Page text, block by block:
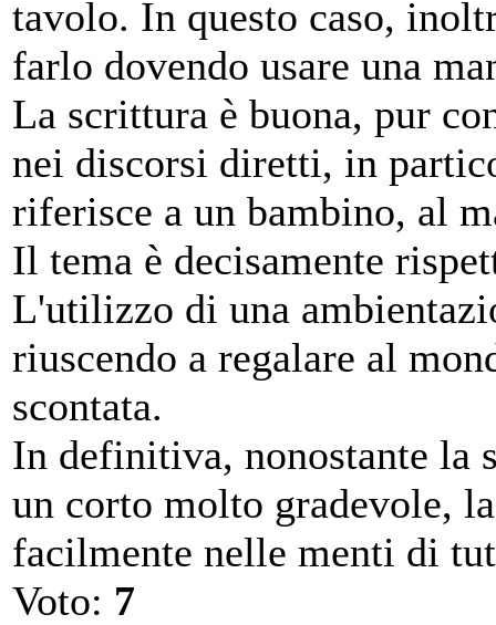
tavolo. In questo caso,
farlo dovendo usare una
La scrittura è buona, pur
nei discorsi diretti, in
riferisce a un bambino, al
Il tema è decisamente
L'utilizzo di una
riuscendo a regalare al
scontata.
In definitiva, nonostante la
un corto molto gradevole,
facilmente nelle menti di
Voto: 7